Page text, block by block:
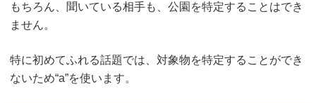
もちろん、聞いている相手も、公園を特定することはでき
ません。
特に初めてふれる話題では、対象物を特定することができ
ないため“a”を使います。